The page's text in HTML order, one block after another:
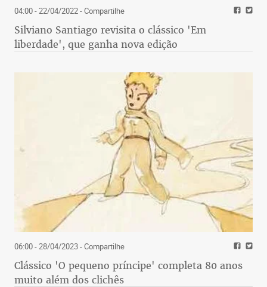
04:00 - 22/04/2022- Compartilhe
Silviano Santiago revisita o clássico 'Em
liberdade', que ganha nova edição
06:00 - 28/04/2023- Compartilhe
Clássico 'O pequeno príncipe' completa 80 anos
muito além dos clichês